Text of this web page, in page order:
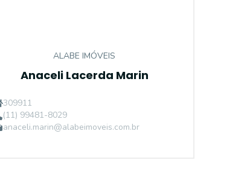
ALABE IMÓVEIS
Anaceli Lacerda Marin
309911
(11) 99481-8029
anaceli.marin@alabeimoveis.com.br